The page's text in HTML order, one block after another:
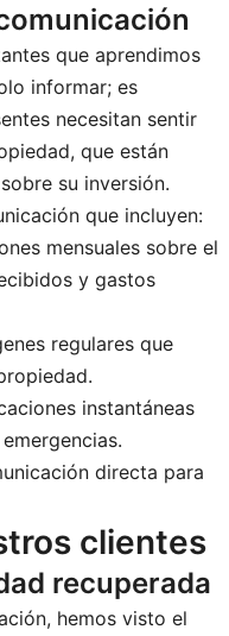
que aprendimos
informar; es
necesitan sentir
que están
su inversión.
que incluyen:
mensuales sobre el
y gastos
regulares que
instantáneas
directa para
clientes
recuperada
hemos visto el